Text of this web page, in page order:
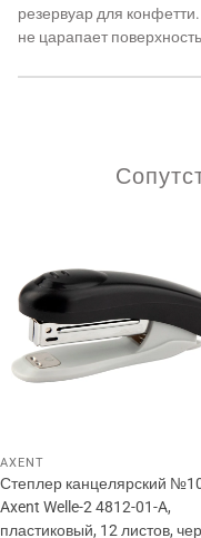
резервуар для
не царапает
AXENT
Степлер канцелярский
Axent Welle-2 4812-01-A,
пластиковый, 12 листов,